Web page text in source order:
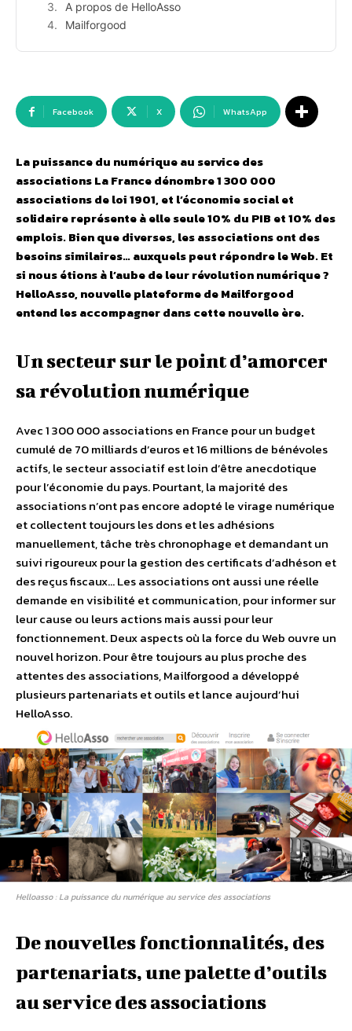
A propos de HelloAsso
Mailforgood
Facebook X WhatsApp
La puissance du numérique au service des
associationsLa France dénombre 1 300 000
associations de loi 1901, et l’économie social et
solidaire représente à elle seule 10% du PIB et 10% des
emplois. Bien que diverses, les associations ont des
besoins similaires… auxquels peut répondre le Web. Et
si nous étions à l’aube de leur révolution numérique ?
HelloAsso, nouvelle plateforme de Mailforgood
entend les accompagner dans cette nouvelle ère.
Un secteur sur le point d’amorcer
sa révolution numérique
Avec 1 300 000 associations en France pour un budget
cumulé de 70 milliards d’euros et 16 millions de bénévoles
actifs, le secteur associatif est loin d’être anecdotique
pour l’économie du pays. Pourtant, la majorité des
associations n’ont pas encore adopté le virage numérique
et collectent toujours les dons et les adhésions
manuellement, tâche très chronophage et demandant un
suivi rigoureux pour la gestion des certificats d’adhéson et
des reçus fiscaux… Les associations ont aussi une réelle
demande en visibilité et communication, pour informer sur
leur cause ou leurs actions mais aussi pour leur
fonctionnement. Deux aspects où la force du Web ouvre un
nouvel horizon. Pour être toujours au plus proche des
attentes des associations, Mailforgood a développé
plusieurs partenariats et outils et lance aujourd’hui
HelloAsso.
Helloasso : La puissance du numérique au service des associations
De nouvelles fonctionnalités, des
partenariats, une palette d’outils
au service des associations